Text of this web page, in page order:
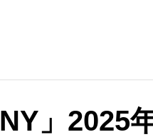
」2025